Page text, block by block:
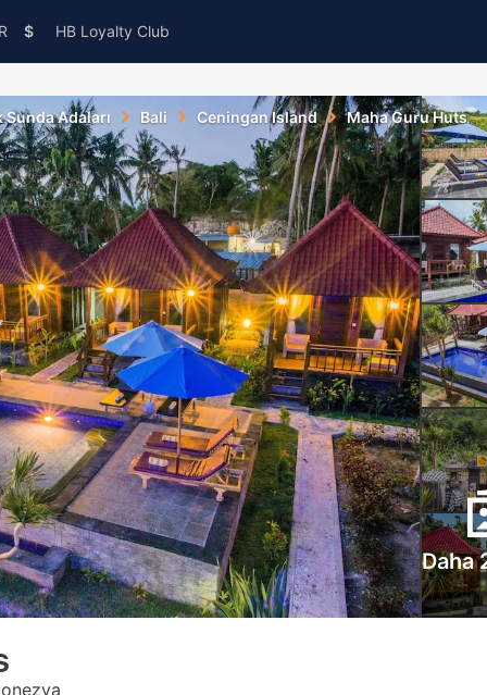
$ HB Loyalty Club
Sunda Adaları Bali Ceningan Island Maha Guru Huts
Daha